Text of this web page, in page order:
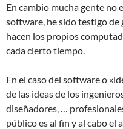
En cambio mucha gente no
software, he sido testigo de
hacen los propios
cada cierto tiempo.
En el caso del software o
de las ideas de los
diseñadores, …
público es al fin y al cabo